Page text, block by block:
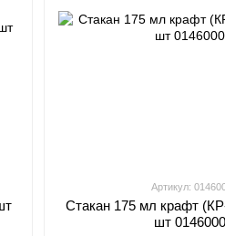
Артикул:
Стакан 175 мл крафт
шт